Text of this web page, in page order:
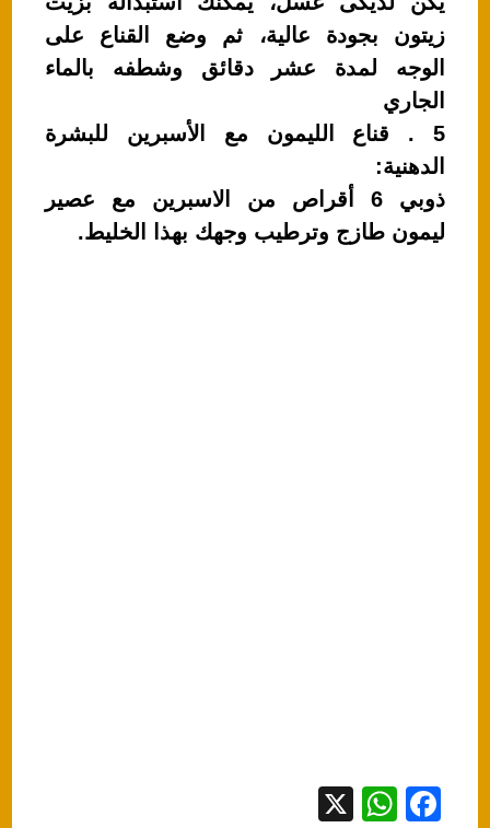
زيتون بجودة عالية، ثم وضع القناع على
الوجه لمدة عشر دقائق وشطفه بالماء
الجاري
5 . قناع الليمون مع الأسبرين للبشرة
الدهنية:
ذوبي 6 أقراص من الاسبرين مع عصير
ليمون طازج وترطيب وجهك بهذا الخليط.
F
W